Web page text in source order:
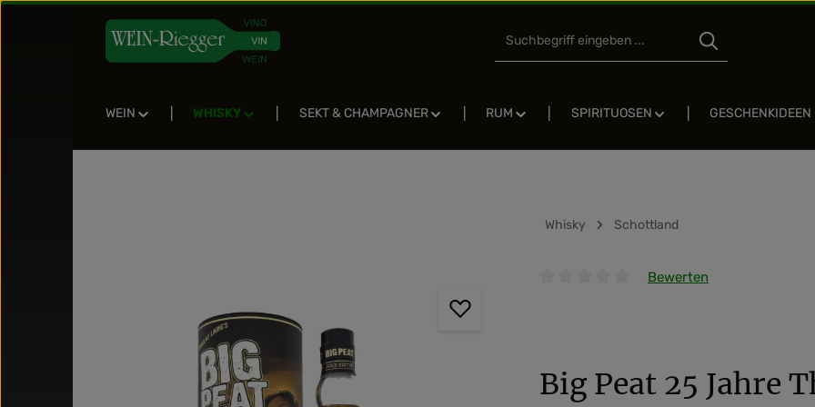
Zum Hauptinhalt springen
Zur Suche springen
Zur Hauptnavigation springen
WEIN WHISKY SEKT & CHAMPAGNER RUM SPIRITUOSEN GESCHENKIDEEN
Whisky Schottland
Bewerten
Big Peat 25 Jahre